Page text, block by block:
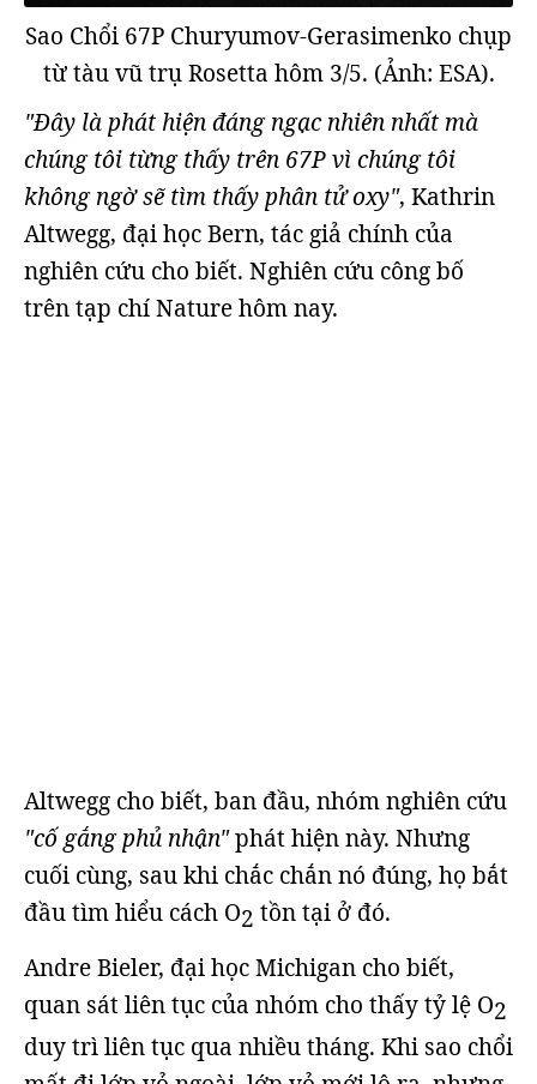
Sao Chổi 67P Churyumov-Gerasimenko chụp
từ tàu vũ trụ Rosetta hôm 3/5. (Ảnh: ESA).
"Đây là phát hiện đáng ngạc nhiên nhất mà
chúng tôi từng thấy trên 67P vì chúng tôi
không ngờ sẽ tìm thấy phân tử oxy", Kathrin
Altwegg, đại học Bern, tác giả chính của
nghiên cứu cho biết. Nghiên cứu công bố
trên tạp chí Nature hôm nay.
Altwegg cho biết, ban đầu, nhóm nghiên cứu
"cố gắng phủ nhận"phát hiện này. Nhưng
cuối cùng, sau khi chắc chắn nó đúng, họ bắt
đầu tìm hiểu cách O2 tồn tại ở đó.
Andre Bieler, đại học Michigan cho biết,
quan sát liên tục của nhóm cho thấy tỷ lệ O2
duy trì liên tục qua nhiều tháng. Khi sao chổi